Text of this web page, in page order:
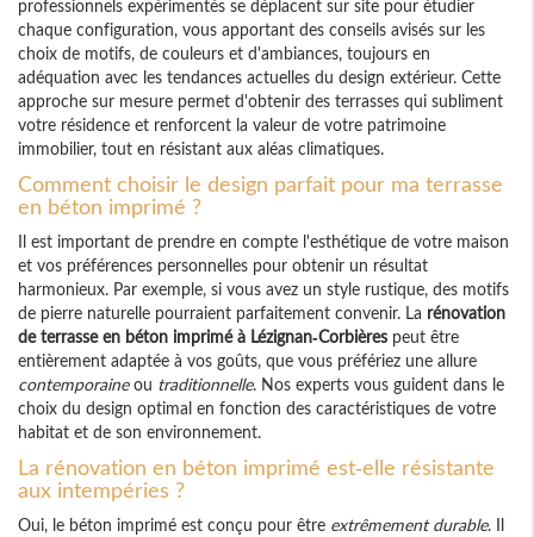
professionnels expérimentés se déplacent sur site pour étudier
chaque configuration, vous apportant des conseils avisés sur les
choix de motifs, de couleurs et d'ambiances, toujours en
adéquation avec les tendances actuelles du design extérieur. Cette
approche sur mesure permet d'obtenir des terrasses qui subliment
votre résidence et renforcent la valeur de votre patrimoine
immobilier, tout en résistant aux aléas climatiques.
Comment choisir le design parfait pour ma terrasse
en béton imprimé ?
Il est important de prendre en compte l'esthétique de votre maison
et vos préférences personnelles pour obtenir un résultat
harmonieux. Par exemple, si vous avez un style rustique, des motifs
de pierre naturelle pourraient parfaitement convenir. La rénovation
de terrasse en béton imprimé à Lézignan-Corbières peut être
entièrement adaptée à vos goûts, que vous préfériez une allure
contemporaineou traditionnelle. Nos experts vous guident dans le
choix du design optimal en fonction des caractéristiques de votre
habitat et de son environnement.
La rénovation en béton imprimé est-elle résistante
aux intempéries ?
Oui, le béton imprimé est conçu pour être extrêmement durable. Il